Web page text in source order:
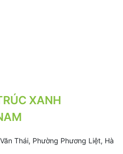
XANH
Thái, Phường Phương Liệt, Hà